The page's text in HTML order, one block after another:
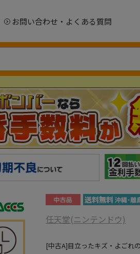
お問い合わせ・よくある質問
任天堂(ニンテンドウ)
[中古A]目立ったキズ・よごれ